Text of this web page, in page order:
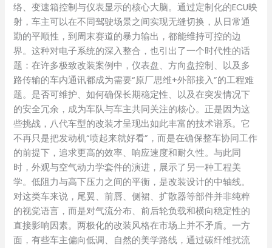
络、变速箱控制与仪表显示的核心大脑。通过定制化的ECU映
射，车主可以在不同驾驶场景之间实现无缝切换，从日常通
勤的平顺性，到周末赛道的暴力输出，都能维持可控的边
界。这种对电子系统的深入整合，也引出了一个时代性的话
题：在许多极致改装案例中，仪表盘、方向盘控制、以及多
路传输的车内通讯都成为需要“原厂思维+外部接入”的工程难
题。是否可维护、如何确保长期稳定性、以及在突发情况下
的安全冗余，成为车队与车主共同关注的核心。正是因为这
些挑战，八代车型的改装才呈现出如此丰富的技术谱系。它
不再只是把发动机“喷起来就好看”，而是在确保整车协同工作
的前提下，追求更高的效率、响应速度和耐久性。与此同
时，外观与空气动力学套件的演进，展示了另一种工程美
学。低阻力与高下压力之间的平衡，是改装设计的中轴线。
对这类车来说，尾翼、前唇、侧裙、扩散器等部件并非纯粹
的视觉语言，而是对气流分布、前后轮负载和横向稳定性的
直接影响因素。两极化的改装风格在市场上并不矛盾。一方
面，有些车主偏向低调、自然的美学路线，通过碳纤维扰流